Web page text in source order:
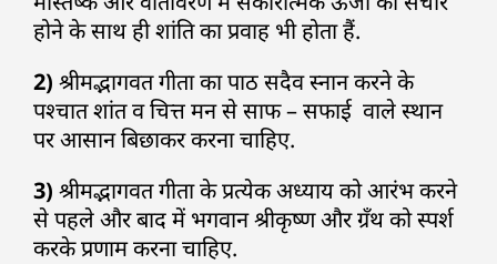
होने के साथ ही शांति का प्रवाह भी होता हैं.
2) श्रीमद्भागवत गीता का पाठ सदैव स्नान करने के
पश्चात शांत व चित्त मन से साफ – सफाई वाले स्थान
पर आसान बिछाकर करना चाहिए.
3) श्रीमद्भागवत गीता के प्रत्येक अध्याय को आरंभ करने
से पहले और बाद में भगवान श्रीकृष्ण और ग्रँथ को स्पर्श
करके प्रणाम करना चाहिए.